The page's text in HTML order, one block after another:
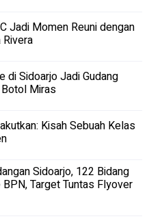
Jadi Momen Reuni dengan
di Sidoarjo Jadi Gudang
Miras
Kisah Sebuah Kelas
Sidoarjo, 122 Bidang
Target Tuntas Flyover